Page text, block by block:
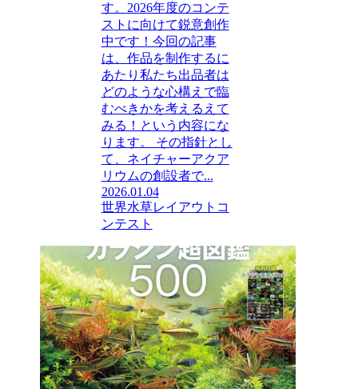
す。2026年度のコンテ
ストに向けて鋭意創作
中です！今回の記事
は、作品を制作するに
あたり私たち出品者は
どのような心構えで臨
むべきかを考えるえて
みる！という内容にな
ります。 その指針とし
て、ネイチャーアクア
リウムの創設者で...
2026.01.04
世界水草レイアウトコ
ンテスト